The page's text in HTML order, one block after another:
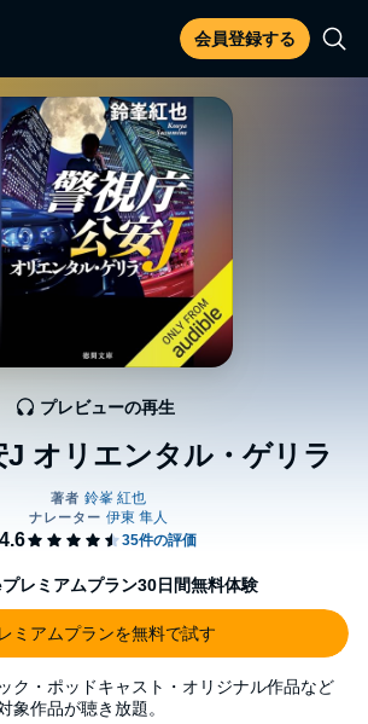
会員登録する
J オリエンタル・ゲリラ
プレビューの再生
レミアムプラン30日間無料体験
ミアムプランを無料で試す
ク・ポッドキャスト・オリジナル作品など
象作品が聴き放題。